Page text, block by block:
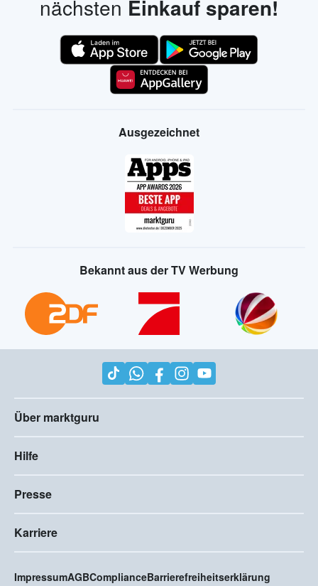
nächsten Einkauf sparen!
Ausgezeichnet
Bekannt aus der TV Werbung
Über marktguru
Hilfe
Presse
Karriere
ImpressumAGBComplianceBarrierefreiheitserklärung